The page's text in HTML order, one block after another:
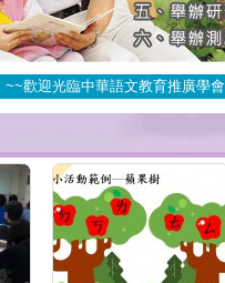
~~歡迎光臨中華語文教育推廣學會